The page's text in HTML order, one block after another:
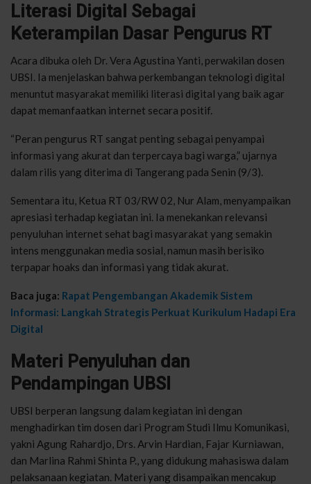
Literasi Digital Sebagai
Keterampilan Dasar Pengurus RT
Acara dibuka oleh Dr. Vera Agustina Yanti, perwakilan dosen
UBSI. Ia menjelaskan bahwa perkembangan teknologi digital
menuntut masyarakat memiliki literasi digital yang baik agar
dapat memanfaatkan internet secara positif.
“Peran pengurus RT sangat penting sebagai penyampai
informasi yang akurat dan terpercaya bagi warga,” ujarnya
dalam rilis yang diterima di Tangerang pada Senin (9/3).
Sementara itu, Ketua RT 03/RW 02, Nur Alam, menyampaikan
apresiasi terhadap kegiatan ini. Ia menekankan relevansi
penyuluhan internet sehat bagi masyarakat yang semakin
intens menggunakan media sosial, namun masih berisiko
terpapar hoaks dan informasi yang tidak akurat.
Baca juga: Rapat Pengembangan Akademik Sistem
Informasi: Langkah Strategis Perkuat Kurikulum Hadapi Era
Digital
Materi Penyuluhan dan
Pendampingan UBSI
UBSI berperan langsung dalam kegiatan ini dengan
menghadirkan tim dosen dari Program Studi Ilmu Komunikasi,
yakni Agung Rahardjo, Drs. Arvin Hardian, Fajar Kurniawan,
dan Marlina Rahmi Shinta P., yang didukung mahasiswa dalam
pelaksanaan kegiatan. Materi yang disampaikan mencakup